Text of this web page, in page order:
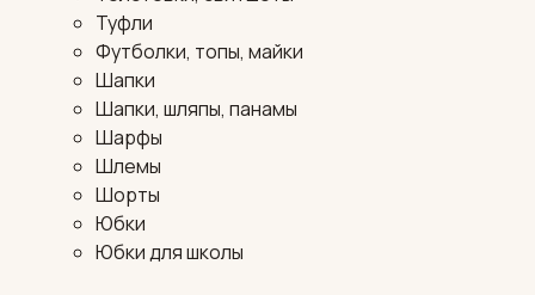
Туфли
Футболки, топы, майки
Шапки
Шапки, шляпы, панамы
Шарфы
Шлемы
Шорты
Юбки
Юбки для школы